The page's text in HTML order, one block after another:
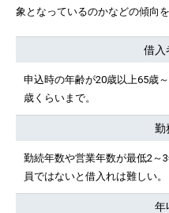
象となっているのかなどの傾向
借入
申込時の年齢が20歳以上65歳
歳くらいまで。
勤
勤続年数や営業年数が最低2～
員ではないと借入れは難しい。
年